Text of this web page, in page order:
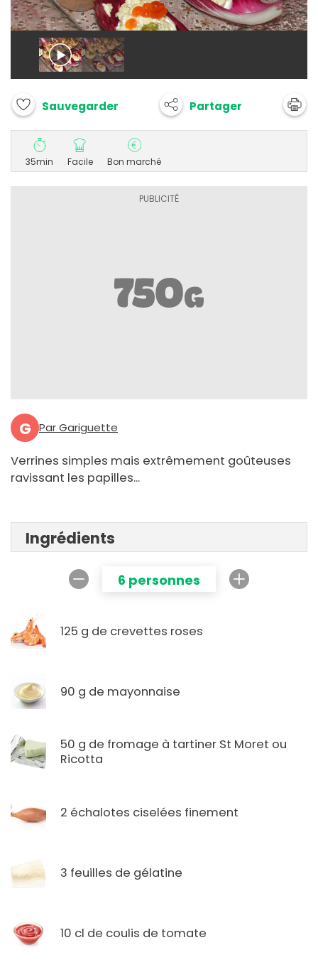
Sauvegarder Partager
35min Facile Bon marché
G Par Gariguette
Verrines simples mais extrêmement goûteuses
ravissant les papilles...
Ingrédients
6 personnes
125 g de crevettes roses
90 g de mayonnaise
50 g de fromage à tartiner St Moret ou
Ricotta
2 échalotes ciselées finement
3 feuilles de gélatine
10 cl de coulis de tomate